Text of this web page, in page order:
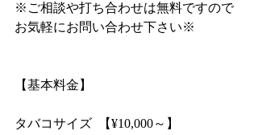
※ご相談や打ち合わせは無料ですので
お気軽にお問い合わせ下さい※
【基本料金】
タバコサイズ  【¥10,000～】